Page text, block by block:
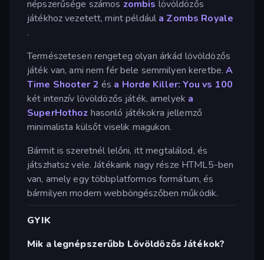
népszerűsége számos zombis lövöldözős
játékhoz vezetett, mint például a Zombs Royale
.
Természetesen rengeteg olyan árkád lövöldözős
játék van, ami nem fér bele semmilyen keretbe.A
Time Shooter 2 és a Horde Killer: You vs 100
két intenzív lövöldözős játék, amelyek a
SuperHothoz hasonló játékokra jellemző
minimalista külsőt viselik magukon.
Bármit is szeretnél lelőni, itt megtalálod, és
játszhatsz vele. Játékaink nagy része HTML5-ben
van, amely egy többplatformos formátum, és
bármilyen modern webböngészőben működik.
GYIK
Mik a legnépszerűbb Lövöldözős Játékok?